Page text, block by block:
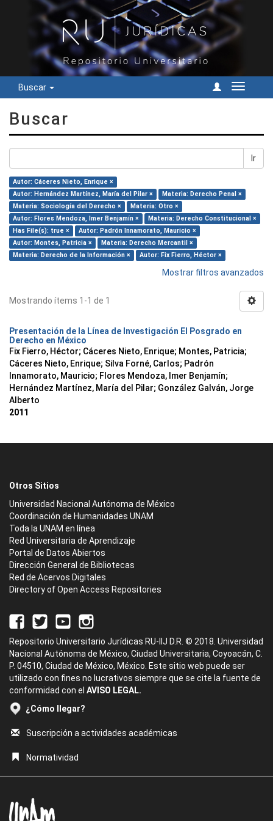
Buscar
Cambiar
Buscar
Ir
Autor: Cáceres Nieto, Enrique ×
Autor: Hernández Martínez, María del Pilar ×
Materia: Derecho Penal ×
Materia: Sociología del Derecho ×
Materia: Otro ×
Autor: Flores Mendoza, Imer Benjamín ×
Materia: Derecho Constitucional ×
Has File(s): true ×
Autor: Padrón Innamorato, Mauricio ×
Autor: Montes, Patricia ×
Materia: Derecho Mercantil ×
Materia: Derecho de la Información ×
Autor: Fix Fierro, Héctor ×
Mostrar filtros avanzados
Mostrando ítems 1-1 de 1
Presentación de la Línea de Investigación El Posgrado en
Derecho en México
Fix Fierro, Héctor; Cáceres Nieto, Enrique; Montes, Patricia;
Cáceres Nieto, Enrique; Silva Forné, Carlos; Padrón
Innamorato, Mauricio; Flores Mendoza, Imer Benjamín;
Hernández Martínez, María del Pilar; González Galván, Jorge
Alberto
2011
Otros Sitios
Universidad Nacional Autónoma de México
Coordinación de Humanidades UNAM
Toda la UNAM en línea
Red Universitaria de Aprendizaje
Portal de Datos Abiertos
Dirección General de Bibliotecas
Red de Acervos Digitales
Directory of Open Access Repositories
Repositorio Universitario Jurídicas RU-IIJ D.R. © 2018. Universidad
Nacional Autónoma de México, Ciudad Universitaria, Coyoacán, C.
P. 04510, Ciudad de México, México. Este sitio web puede ser
utilizado con fines no lucrativos siempre que se cite la fuente de
conformidad con el AVISO LEGAL.
¿Cómo llegar?
Suscripción a actividades académicas
Normatividad